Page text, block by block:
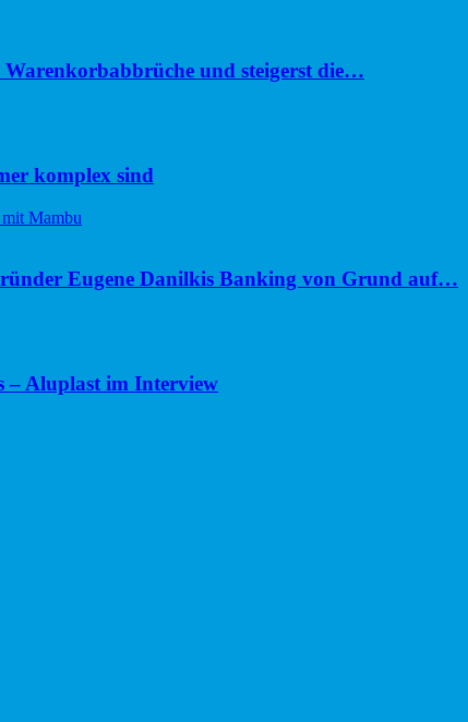
und steigerst die…
komplex sind
Eugene Danilkis Banking von Grund auf…
– Aluplast im Interview